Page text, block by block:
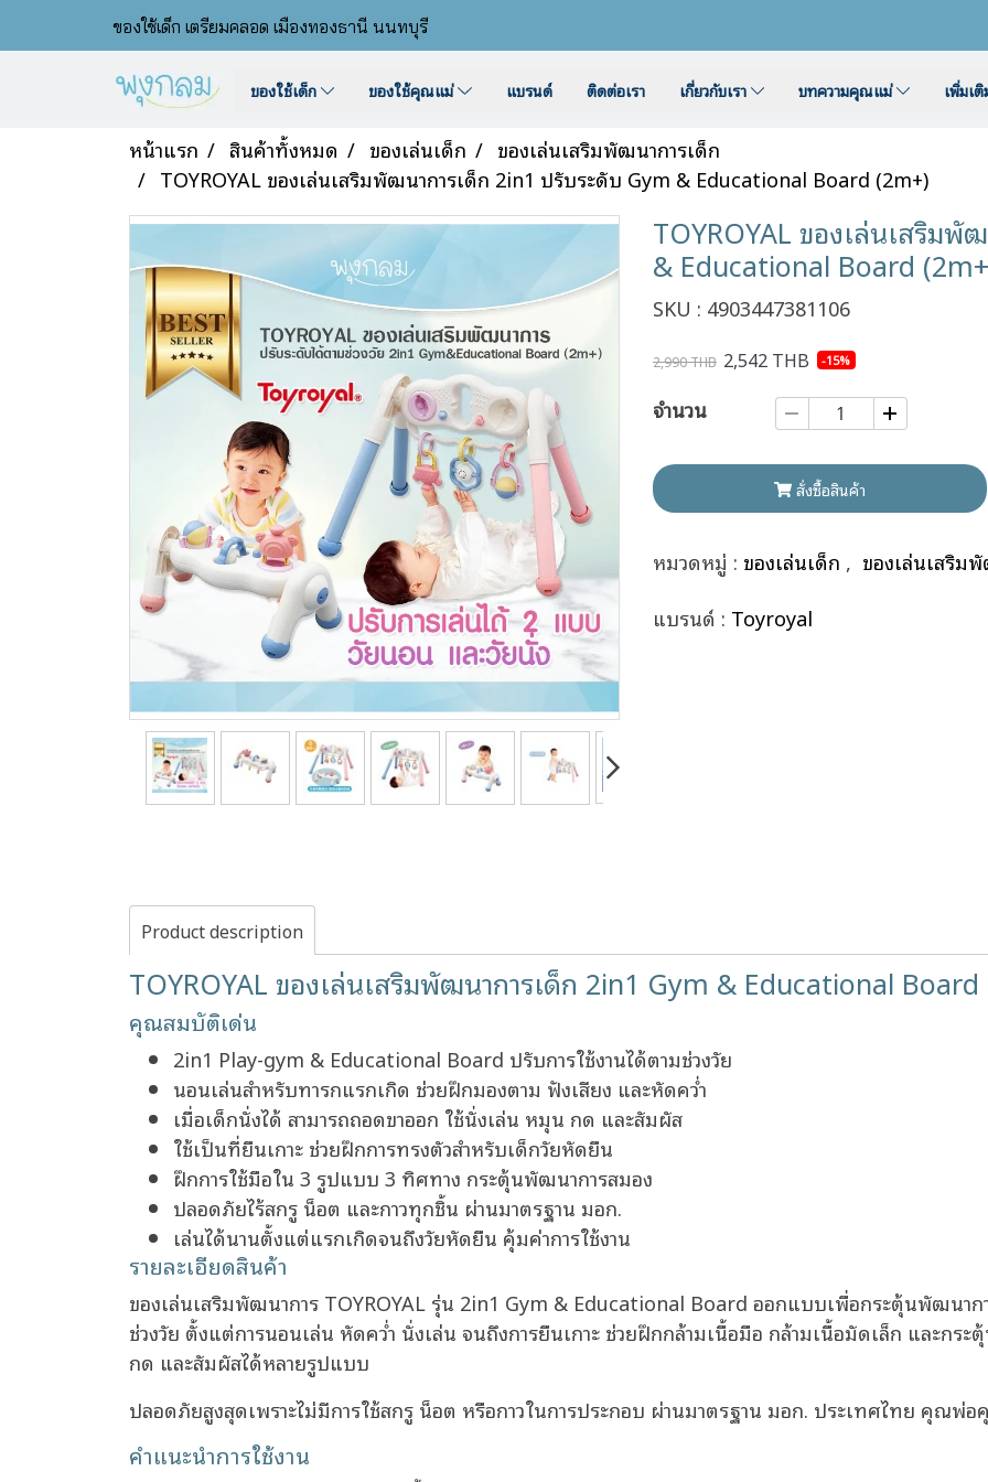
ของใช้เด็ก เตรียมคลอด เมืองทองธานี นนทบุรี
ของใช้เด็ก ของใช้คุณแม่ แบรนด์ ติดต่อเรา เกี่ยวกับเรา บทความคุณแม่ เพิ่มเ
หน้าแรก สินค้าทั้งหมด ของเล่นเด็ก
ของเล่นเสริมพัฒนาการเด็ก
TOYROYAL ของเล่นเสริมพัฒนาการเด็ก 2in1 ปรับระดับ Gym & Educational Board (2m+)
TOYROYAL ของเล่นเสริม
& Educational Board
SKU : 4903447381106
2,990 THB 2,542 THB -15%
จำนวน
สั่งซื้อสินค้า
หมวดหมู่ : ของเล่นเด็ก , ของเล่นเสริม
แบรนด์ : Toyroyal
Product description
TOYROYAL ของเล่นเสริมพัฒนาการเด็ก 2in1 Gym & Educational
คุณสมบัติเด่น
2in1 Play-gym & Educational Board ปรับการใช้งานได้ตามช่วงวัย
นอนเล่นสำหรับทารกแรกเกิด ช่วยฝึกมองตาม ฟังเสียง และหัดคว่ำ
เมื่อเด็กนั่งได้ สามารถถอดขาออก ใช้นั่งเล่น หมุน กด และสัมผัส
ใช้เป็นที่ยืนเกาะ ช่วยฝึกการทรงตัวสำหรับเด็กวัยหัดยืน
ฝึกการใช้มือใน 3 รูปแบบ 3 ทิศทาง กระตุ้นพัฒนาการสมอง
ปลอดภัยไร้สกรู น็อต และกาวทุกชิ้น ผ่านมาตรฐาน มอก.
เล่นได้นานตั้งแต่แรกเกิดจนถึงวัยหัดยืน คุ้มค่าการใช้งาน
รายละเอียดสินค้า
ของเล่นเสริมพัฒนาการ TOYROYAL รุ่น 2in1 Gym & Educational Board ออกแบบเพื่อกระตุ้นพัฒนา
ช่วงวัย ตั้งแต่การนอนเล่น หัดคว่ำ นั่งเล่น จนถึงการยืนเกาะ ช่วยฝึกกล้ามเนื้อมือ กล้ามเนื้อมัดเล็ก และกร
กด และสัมผัสได้หลายรูปแบบ
ปลอดภัยสูงสุดเพราะไม่มีการใช้สกรู น็อต หรือกาวในการประกอบ ผ่านมาตรฐาน มอก. ประเทศไทย คุณพ่
คำแนะนำการใช้งาน